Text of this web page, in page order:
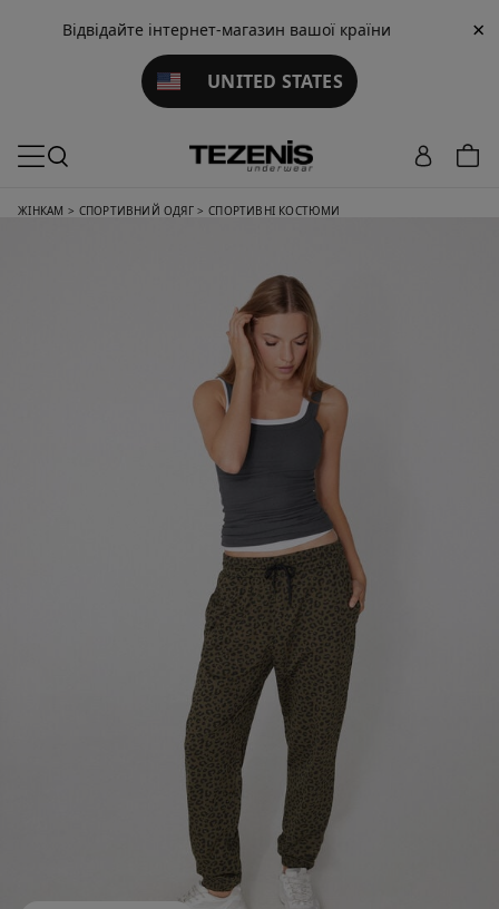
Відвідайте інтернет-магазин вашої країни
UNITED STATES
×
ЖІНКАМ > СПОРТИВНИЙ ОДЯГ > СПОРТИВНІ КОСТЮМИ